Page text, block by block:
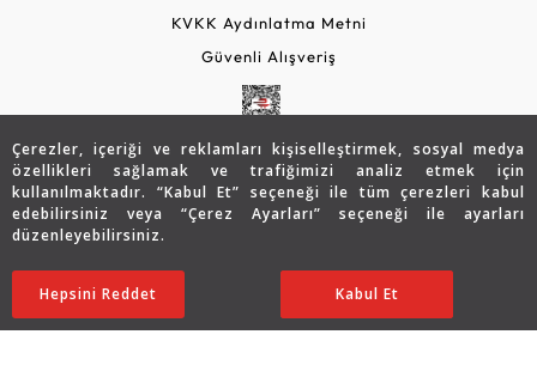
Çerezler, içeriği ve reklamları kişiselleştirmek, sosyal medya
özellikleri sağlamak ve trafiğimizi analiz etmek için
kullanılmaktadır. “Kabul Et” seçeneği ile tüm çerezleri kabul
edebilirsiniz veya “Çerez Ayarları” seçeneği ile ayarları
düzenleyebilirsiniz.
Ayarları Düzenle
Hepsini Reddet Kabul Et
19.618 TL
13.726TL SATIN ALIN
KVKK Aydınlatma Metni
Güvenli Alışveriş
Copyright © 2026 Assos Pırlanta - Bu sitenin tüm hakları